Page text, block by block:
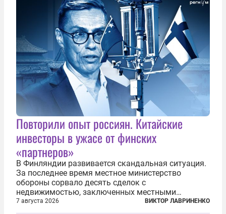
Повторили опыт россиян. Китайские
инвесторы в ужасе от финских
«партнеров»
В Финляндии развивается скандальная ситуация.
За последнее время местное министерство
обороны сорвало десять сделок с
недвижимостью, заключенных местными
фирмами с китайским капиталом. Чиновники
заявили, что они могли заключаться с целью
7 августа 2026 ВИКТОР ЛАВРИНЕНКО